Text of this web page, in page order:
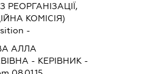
РЕОРГАНІЗАЦІЇ,
КОМІСІЯ)
-
АЛЛА
- КЕРІВНИК -